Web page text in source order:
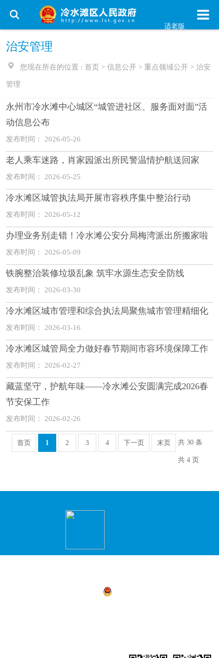
适老版
治安管理
您现在所在的位置 : 首页 > 信息公开 > 重点领域公开 > 治安
管理
永州市冷水滩中心城区“城管进社区、服务面对面”活
动信息公布
发布时间： 2026-05-26
老人乘车迷路，肖家园派出所民警温情护航送回家
发布时间： 2026-05-25
冷水滩区城管执法局开展市容秩序集中整治行动
发布时间： 2026-05-12
办理业务别走错！冷水滩公安分局梅湾派出所搬家啦
发布时间： 2026-05-09
铁腕整治装修垃圾乱象 筑牢水源生态安全防线
发布时间： 2026-03-30
冷水滩区城市管理和综合执法局聚焦城市管理精细化
发布时间： 2026-03-16
冷水滩区城管局全力做好春节期间市容环境保障工作
发布时间： 2026-02-27
藏蓝坚守，护航年味——冷水滩公安圆满完成2026春
节安保工作
发布时间： 2026-02-26
首页 1 2 3 4 下一页 末页 共 30 条
共 4 页